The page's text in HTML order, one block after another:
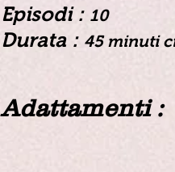
Episodi : 10
Durata : 45 minuti
Adattamenti :